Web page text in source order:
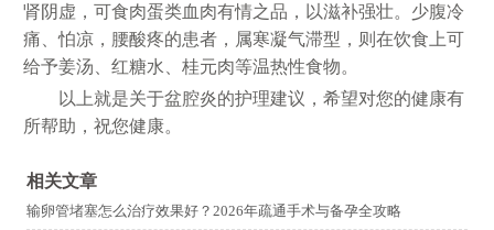
肾阴虚，可食肉蛋类血肉有情之品，以滋补强壮。少腹冷
痛、怕凉，腰酸疼的患者，属寒凝气滞型，则在饮食上可
给予姜汤、红糖水、桂元肉等温热性食物。
以上就是关于盆腔炎的护理建议，希望对您的健康有
所帮助，祝您健康。
相关文章
输卵管堵塞怎么治疗效果好？2026年疏通手术与备孕全攻略